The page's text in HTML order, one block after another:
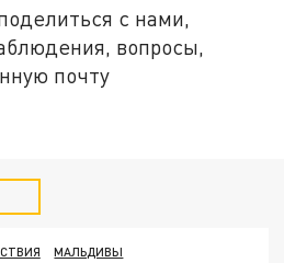
с нами,
вопросы,
почту
МАЛЬДИВЫ